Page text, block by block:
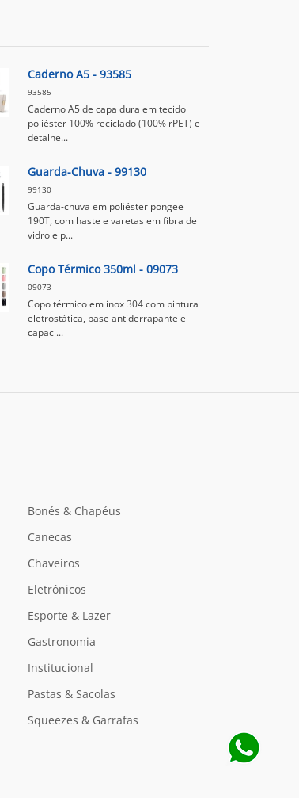
Caderno A5 - 93585
93585
Caderno A5 de capa dura em tecido
poliéster 100% reciclado (100% rPET) e
detalhe...
Guarda-Chuva - 99130
99130
Guarda-chuva em poliéster pongee
190T, com haste e varetas em fibra de
vidro e p...
Copo Térmico 350ml - 09073
09073
Copo térmico em inox 304 com pintura
eletrostática, base antiderrapante e
capaci...
Bonés & Chapéus
Canecas
Chaveiros
Eletrônicos
Esporte & Lazer
Gastronomia
Institucional
Pastas & Sacolas
Squeezes & Garrafas